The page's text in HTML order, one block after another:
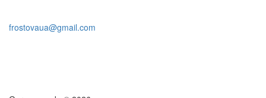
frostovaua@gmail.com